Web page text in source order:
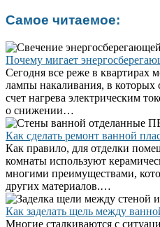
Самое читаемое:
Почему мигает
Сегодня все реже в квартирах
лампы накаливания, в которых
счет нагрева электрическим
о снижении…
Как сделать ремонт ванной
Как правило, для отделки
комнаты используют
многими преимуществами,
других материалов.…
Как заделать щель между
Многие сталкиваются с